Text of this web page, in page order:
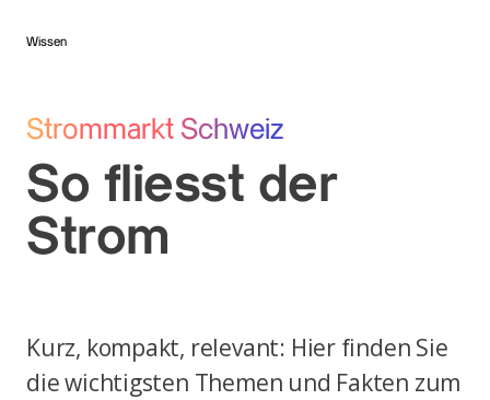
Wissen
Strommarkt Schweiz
So fliesst der
Strom
Kurz, kompakt, relevant: Hier finden Sie
die wichtigsten Themen und Fakten zum